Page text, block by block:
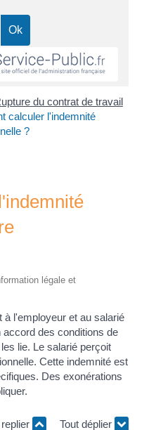
du contrat de travail
calculer l'indemnité
?
légale et
à l'employeur et au salarié
des conditions de
lie. Le salarié perçoit
Cette indemnité est
Des exonérations
Tout déplier